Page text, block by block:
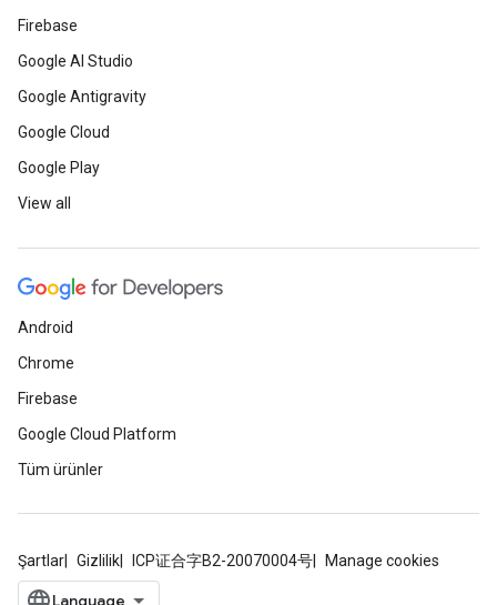
Firebase
Google AI Studio
Google Antigravity
Google Cloud
Google Play
View all
Android
Chrome
Firebase
Google Cloud Platform
Tüm ürünler
Şartlar Gizlilik ICP证合字B2-20070004号 Manage cookies